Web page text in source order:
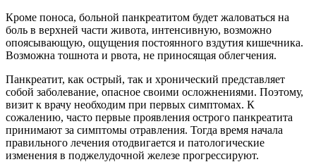
Кроме поноса, больной панкреатитом будет жаловаться на
боль в верхней части живота, интенсивную, возможно
опоясывающую, ощущения постоянного вздутия кишечника.
Возможна тошнота и рвота, не приносящая облегчения.
Панкреатит, как острый, так и хронический представляет
собой заболевание, опасное своими осложнениями. Поэтому,
визит к врачу необходим при первых симптомах. К
сожалению, часто первые проявления острого панкреатита
принимают за симптомы отравления. Тогда время начала
правильного лечения отодвигается и патологические
изменения в поджелудочной железе прогрессируют.